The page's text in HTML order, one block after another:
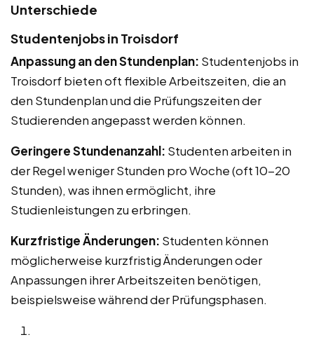
Unterschiede
Studentenjobs in Troisdorf
Anpassung an den Stundenplan: Studentenjobs in
Troisdorf bieten oft flexible Arbeitszeiten, die an
den Stundenplan und die Prüfungszeiten der
Studierenden angepasst werden können.
Geringere Stundenanzahl: Studenten arbeiten in
der Regel weniger Stunden pro Woche (oft 10-20
Stunden), was ihnen ermöglicht, ihre
Studienleistungen zu erbringen.
Kurzfristige Änderungen: Studenten können
möglicherweise kurzfristig Änderungen oder
Anpassungen ihrer Arbeitszeiten benötigen,
beispielsweise während der Prüfungsphasen.